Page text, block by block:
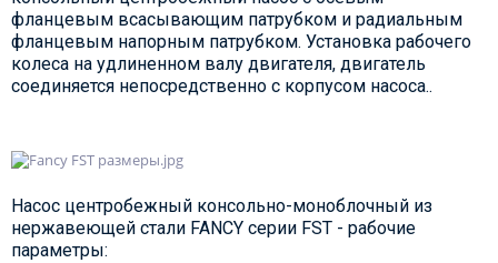
фланцевым всасывающим патрубком и радиальным
фланцевым напорным патрубком. Установка рабочего
колеса на удлиненном валу двигателя, двигатель
соединяется непосредственно с корпусом насоса..
Насос центробежный консольно-моноблочный из
нержавеющей стали FANCY серии FST - рабочие
параметры: